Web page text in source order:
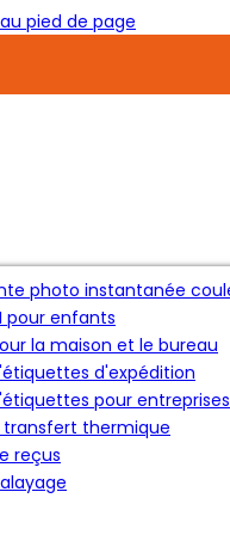
pied de page
photo instantanée
pour enfants
la maison et le bureau
d'expédition
pour entreprises
thermique
reçus